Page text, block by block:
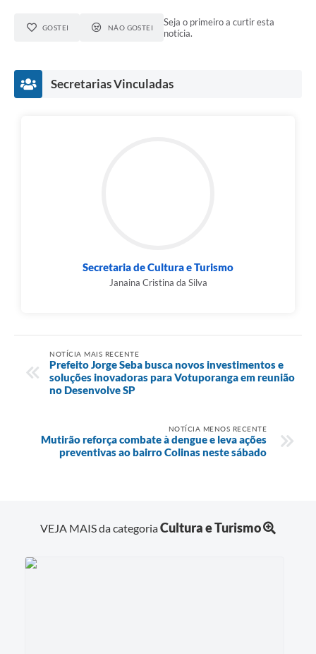
GOSTEI NÃO GOSTEI
Seja o primeiro a curtir esta
notícia.
Secretarias Vinculadas
Secretaria de Cultura e Turismo
Janaina Cristina da Silva
NOTÍCIA MAIS RECENTE
Prefeito Jorge Seba busca novos investimentos e
soluções inovadoras para Votuporanga em reunião
no Desenvolve SP
NOTÍCIA MENOS RECENTE
Mutirão reforça combate à dengue e leva ações
preventivas ao bairro Colinas neste sábado
VEJA MAIS da categoriaCultura e Turismo